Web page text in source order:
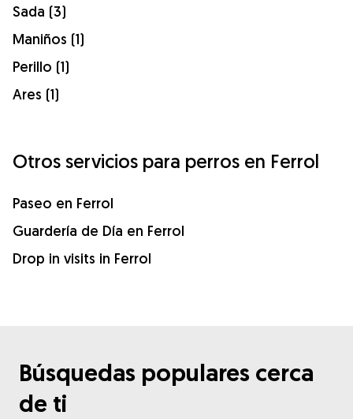
Sada (3)
Maniños (1)
Perillo (1)
Ares (1)
Otros servicios para perros en Ferrol
Paseo en Ferrol
Guardería de Día en Ferrol
Drop in visits in Ferrol
Búsquedas populares cerca
de ti